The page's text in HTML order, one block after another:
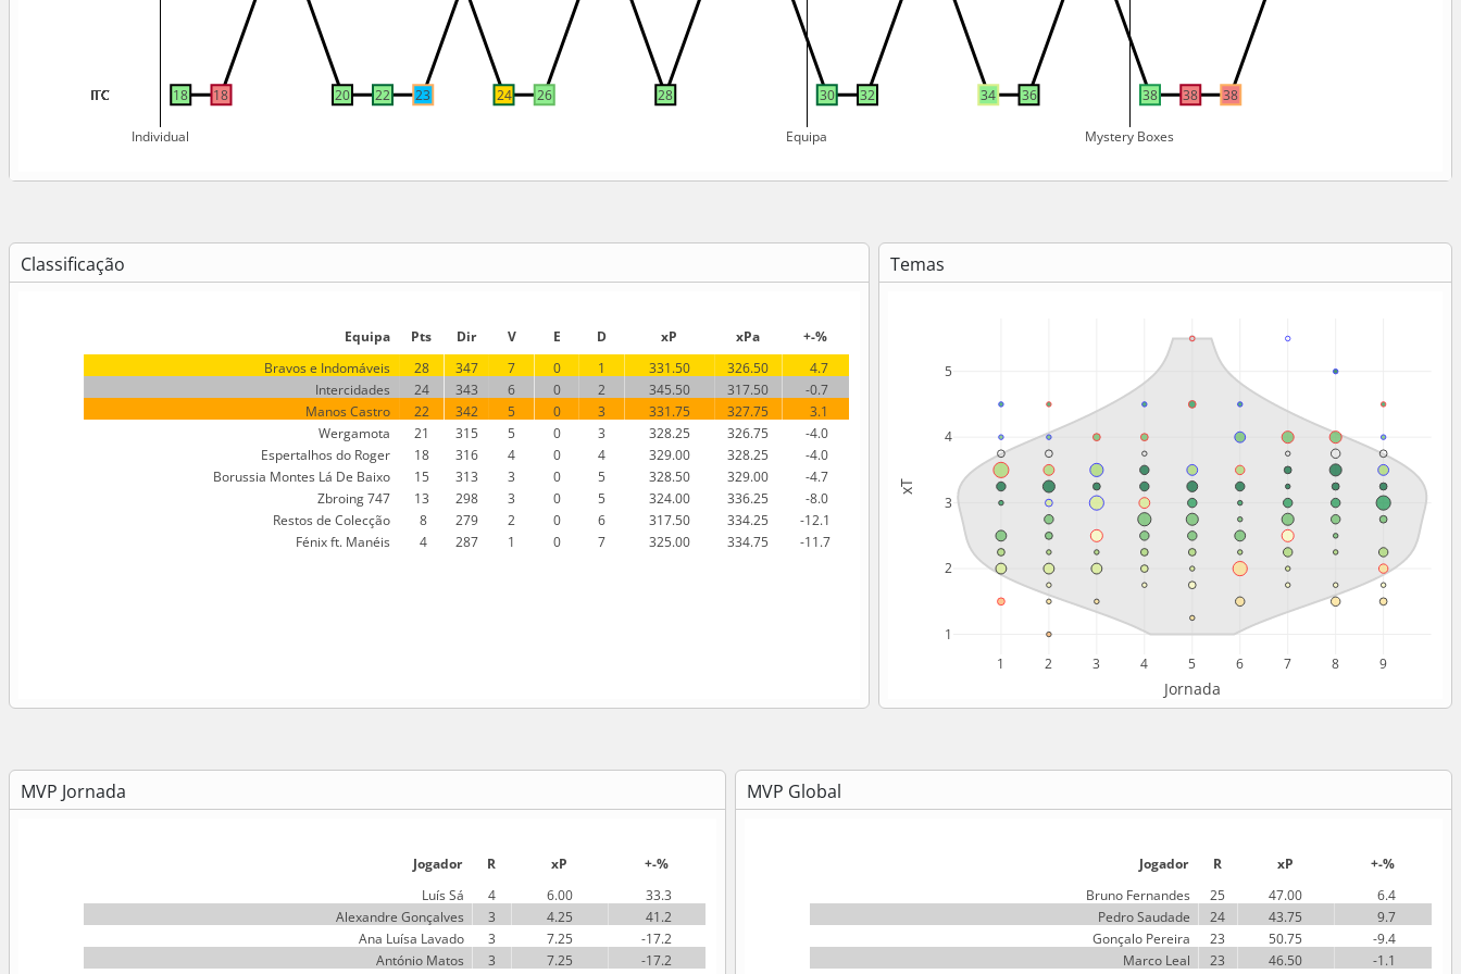
Individual Equipa Mystery Boxes
18 18 20 22 23 24 26 28 30 32 34 36 38 38 38
ITC
ITC
ITC
ITC
ITC
ITC
ITC
ITC
ITC
ITC
ITC
ITC
ITC
ITC
ITC
Classificação
Intercidades
Wergamota
Bravos e Indomáveis
Manos Castro
Espertalhos do Roger
Borussia Montes Lá De Baixo
Zbroing 747
Restos de Colecção
Fénix ft. Manéis
Equipa
28
24
22
21
18
15
13
8
4
Pts
347
343
342
315
316
313
298
279
287
Dir
7
6
5
5
4
3
3
2
1
V
0
0
0
0
0
0
0
0
0
E
1
2
3
3
4
5
5
6
7
D
331.50
345.50
331.75
328.25
329.00
328.50
324.00
317.50
325.00
xP
326.50
317.50
327.75
326.75
328.25
329.00
336.25
334.25
334.75
xPa
-12.1
-11.7
  4.7
-0.7
  3.1
-4.0
-4.0
-4.7
-8.0
+-%
Temas
1 2 3 4 5 6 7 8 9
1
2
3
4
5
Jornada
xT
MVP Jornada
Alexandre Gonçalves
Luís Sá
Ana Luísa Lavado
António Matos
Jogador
4
3
3
3
R
6.00
4.25
7.25
7.25
xP
-17.2
-17.2
33.3
41.2
+-%
MVP Global
Bruno Fernandes
Pedro Saudade
Gonçalo Pereira
Marco Leal
Jogador
25
24
23
23
R
47.00
43.75
50.75
46.50
xP
  6.4
  9.7
-9.4
-1.1
+-%